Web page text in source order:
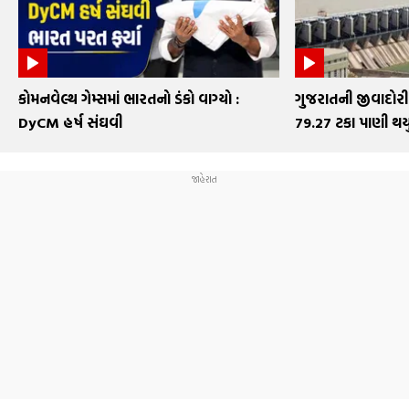
કોમનવેલ્થ ગેમ્સમાં ભારતનો ડંકો વાગ્યો :
DyCM હર્ષ સંઘવી
ગુજરાતની
79.27 ટકા પાણી